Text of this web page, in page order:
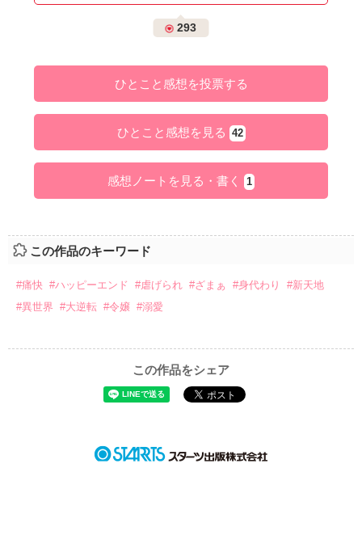
293
ひとこと感想を投票する
ひとこと感想を見る 42
感想ノートを見る・書く 1
この作品のキーワード
#痛快 #ハッピーエンド #虐げられ #ざまぁ #身代わり
#新天地
#異世界 #大逆転 #令嬢 #溺愛
この作品をシェア